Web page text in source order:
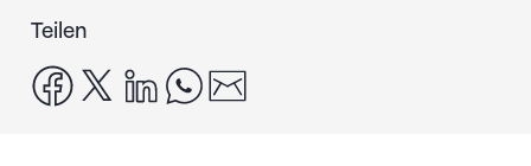
Teilen
facebook
x linkedinwhatsapp